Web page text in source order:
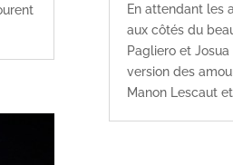
En attendant les
aux côtés du
Pagliero et
version des
Manon Lescaut